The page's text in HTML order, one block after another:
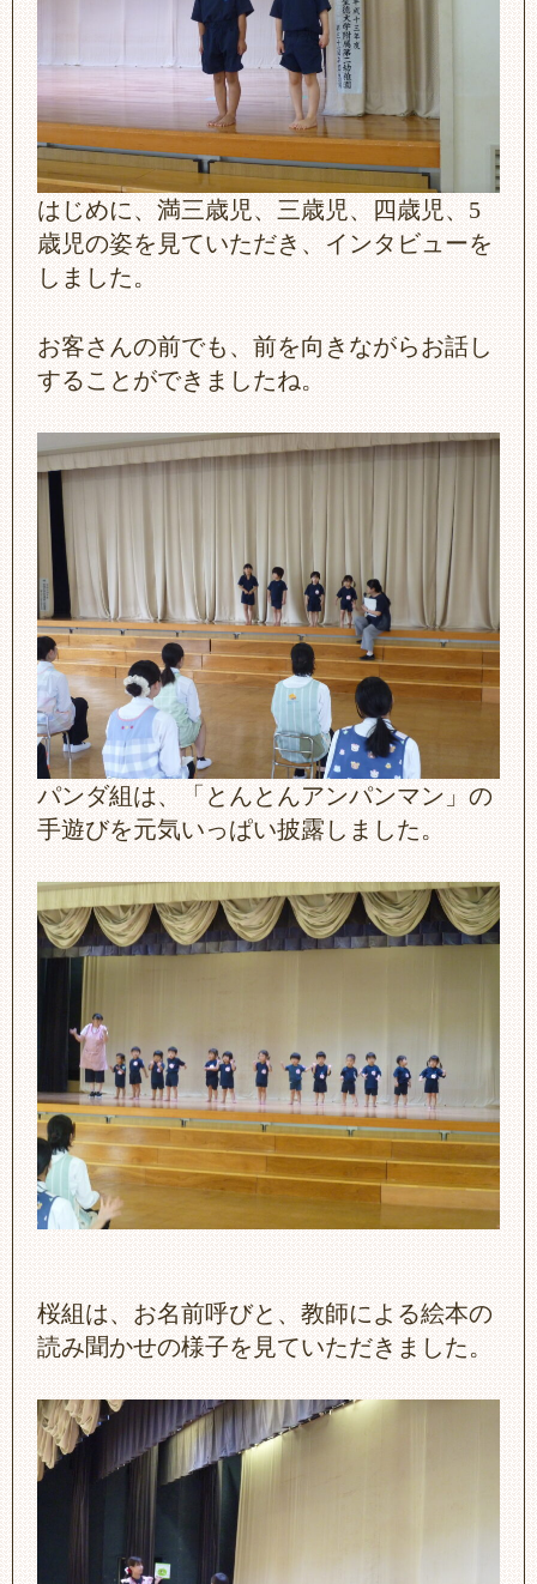
はじめに、満三歳児、三歳児、四歳児、5
歳児の姿を見ていただき、インタビューを
しました。
お客さんの前でも、前を向きながらお話し
することができましたね。
パンダ組は、「とんとんアンパンマン」の
手遊びを元気いっぱい披露しました。
桜組は、お名前呼びと、教師による絵本の
読み聞かせの様子を見ていただきました。